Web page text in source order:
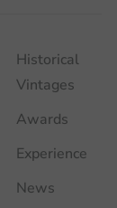
Historical
Vintages
Awards
Experience
News